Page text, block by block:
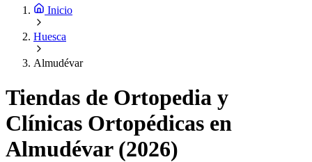
Inicio
Huesca
Almudévar
Tiendas de Ortopedia y
Clínicas Ortopédicas en
Almudévar (2026)